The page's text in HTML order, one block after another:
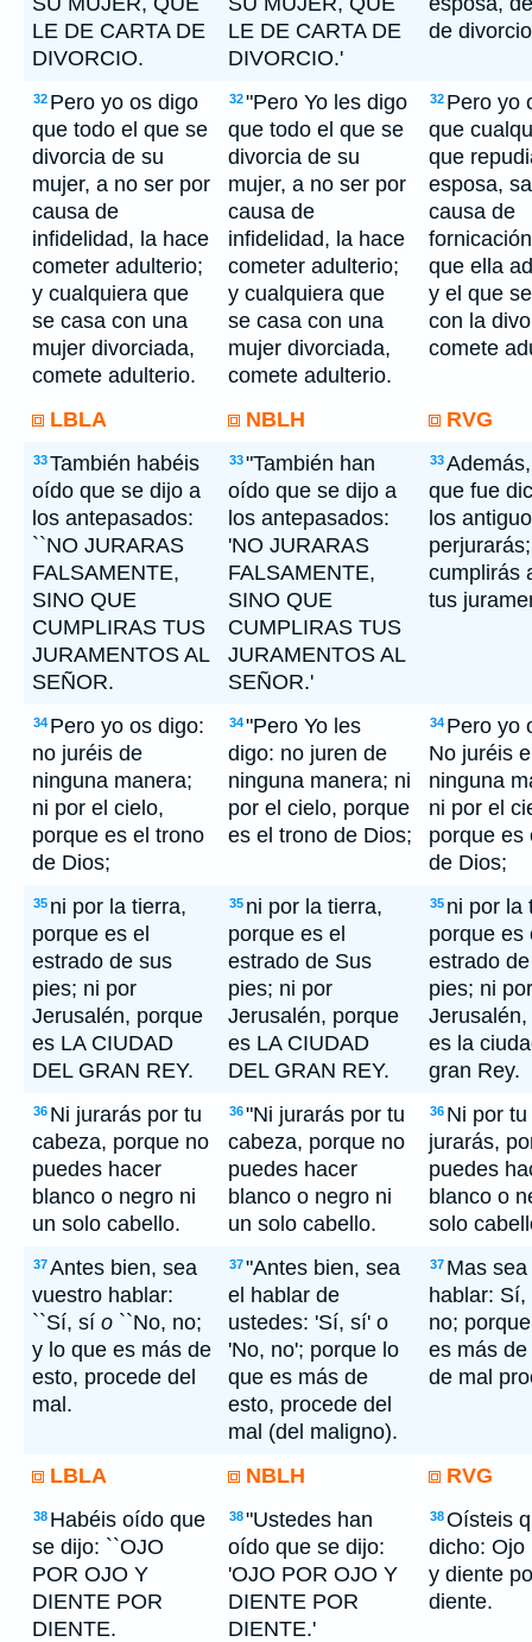
LE DE CARTA DE
DIVORCIO.
LE DE CARTA DE
DIVORCIO.'
de
32 Pero yo os digo
que todo el que se
divorcia de su
mujer, a no ser por
causa de
infidelidad, la hace
cometer adulterio;
y cualquiera que
se casa con una
mujer divorciada,
comete adulterio.
32"Pero Yo les digo
que todo el que se
divorcia de su
mujer, a no ser por
causa de
infidelidad, la hace
cometer adulterio;
y cualquiera que
se casa con una
mujer divorciada,
comete adulterio.
32 Pero yo
que
que
esposa,
causa de
que ella
y el que
con la
comete
LBLA NBLH RVG
33También habéis
oído que se dijo a
los antepasados:
``NO JURARAS
FALSAMENTE,
SINO QUE
CUMPLIRAS TUS
JURAMENTOS AL
SEÑOR.
33"También han
oído que se dijo a
los antepasados:
'NO JURARAS
FALSAMENTE,
SINO QUE
CUMPLIRAS TUS
JURAMENTOS AL
SEÑOR.'
33
que fue
los
cumplirás
tus
34 Pero yo os digo:
no juréis de
ninguna manera;
ni por el cielo,
porque es el trono
de Dios;
34"Pero Yo les
digo: no juren de
ninguna manera; ni
por el cielo, porque
es el trono de Dios;
34 Pero yo
No juréis
ninguna
ni por el
porque es
de Dios;
35 ni por la tierra,
porque es el
estrado de sus
pies; ni por
Jerusalén, porque
es LA CIUDAD
DEL GRAN REY.
35 ni por la tierra,
porque es el
estrado de Sus
pies; ni por
Jerusalén, porque
es LA CIUDAD
DEL GRAN REY.
35 ni por la
porque es
estrado
pies; ni por
es la
gran Rey.
36 Ni jurarás por tu
cabeza, porque no
puedes hacer
blanco o negro ni
un solo cabello.
36"Ni jurarás por tu
cabeza, porque no
puedes hacer
blanco o negro ni
un solo cabello.
36 Ni por
jurarás,
puedes
blanco o
solo
37Antes bien, sea
vuestro hablar:
``Sí, sí o ``No, no;
y lo que es más de
esto, procede del
mal.
37"Antes bien, sea
el hablar de
ustedes: 'Sí, sí' o
'No, no'; porque lo
que es más de
esto, procede del
mal (del maligno).
37 Mas
hablar:
no;
es más
de mal
LBLA NBLH RVG
38 Habéis oído que
se dijo: ``OJO
POR OJO Y
DIENTE POR
DIENTE.
38"Ustedes han
oído que se dijo:
'OJO POR OJO Y
DIENTE POR
DIENTE.'
38Oísteis
dicho: Ojo
y diente
diente.